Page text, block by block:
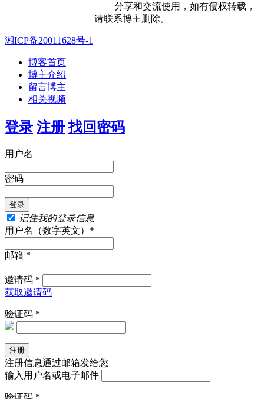
分享和交流使用，如有侵权转载，
请联系博主删除。
湘ICP备20011628号-1
博客首页
博主介绍
留言博主
相关视频
登录 注册 找回密码
用户名
密码
记住我的登录信息
用户名（数字英文）*
邮箱 *
邀请码 *
获取邀请码
验证码 *
注册信息通过邮箱发给您
输入用户名或电子邮件